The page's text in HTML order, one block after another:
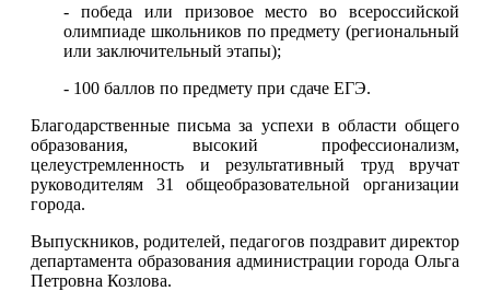
- победа или призовое место во всероссийской
олимпиаде школьников по предмету (региональный
или заключительный этапы);
- 100 баллов по предмету при сдаче ЕГЭ.
Благодарственные письма за успехи в области общего
образования, высокий профессионализм,
целеустремленность и результативный труд вручат
руководителям 31 общеобразовательной организации
города.
Выпускников, родителей, педагогов поздравит директор
департамента образования администрации города Ольга
Петровна Козлова.